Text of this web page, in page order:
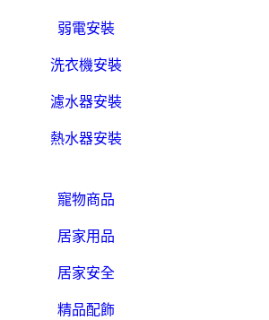
弱電安裝
洗衣機安裝
濾水器安裝
熱水器安裝
寵物商品
居家用品
居家安全
精品配飾